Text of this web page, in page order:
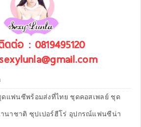
ดต่อ : 0819495120
ดแฟนซีพร้อมส่งที่ไทย ชุดคอสเพลย์ ชุด
นาชาติ ซุปเปอร์ฮีโร่ อุปกรณ์แฟนซีน่า